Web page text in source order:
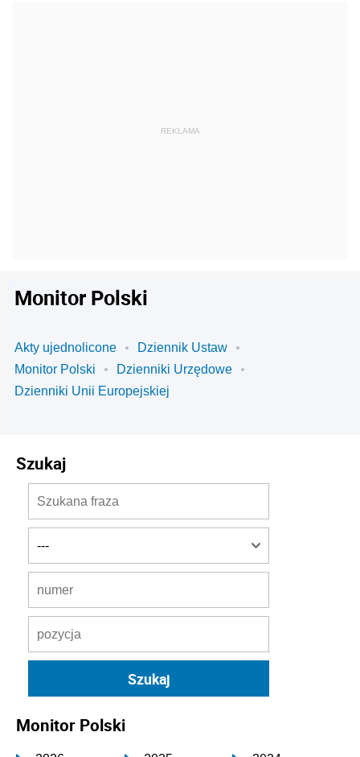
Monitor Polski
Akty ujednolicone
Dziennik Ustaw
Monitor Polski
Dzienniki Urzędowe
Dzienniki Unii Europejskiej
Szukaj
Monitor Polski